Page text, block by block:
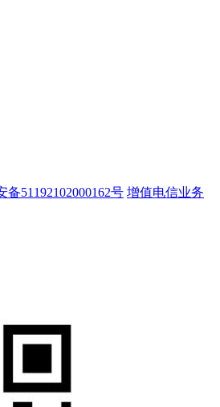
51192102000162号 增值电信业务